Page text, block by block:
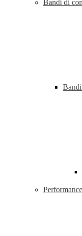
Bandi di
Performance